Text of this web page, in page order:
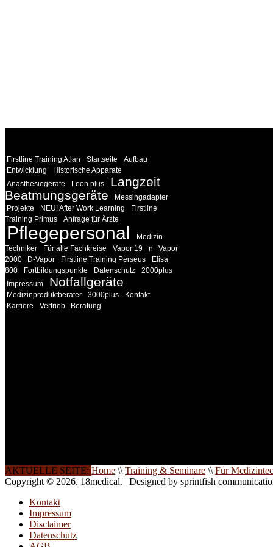
Firstline Training Atlan Startseite
Aufbau
Entwicklung
Historische Apparate
Anästhesiegeräte
Leon plus
Langzeit
Beatmungsgeräte
Messingadapter
Projekte
NEU! After Work Learning
Firstline
Training Primus
Anfrage für Ärzte
Pflegepersonal
Medizin-
Techniker
Für alle Fachkreise Vapor 19 n
Vapor
2000
D-Vapor Firstline Training Perseus
Elisa
800
Fortbildungspunkte Datenschutz
2000plus
Impressum
Notfallgeräte
Medizinproduktberater 3000plus
Kontakt
Karriere
Vertrieb Beratung
AKTUELLE SEITE: Home \\ Training & Seminare \\ Für
Copyright © 2026. 18medical. | Designed by sprintfish
Kontakt
Impressum
Disclaimer
Datenschutz